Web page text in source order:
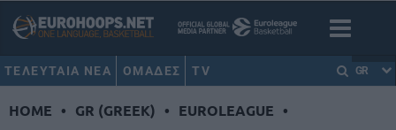
ΤΕΛΕΥΤΑΙΑ ΝΕΑ ΟΜΑΔΕΣ TV GR
HOME • GR (GREEK) • EUROLEAGUE •